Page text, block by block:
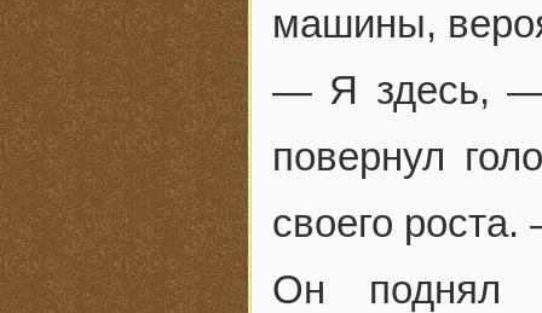
машины,
— Я здесь, —
повернул
своего
Он поднял